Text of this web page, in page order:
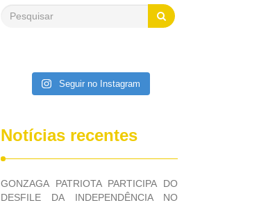
Seguir no Instagram
Notícias recentes
GONZAGA PATRIOTA PARTICIPA DO
DESFILE DA INDEPENDÊNCIA NO